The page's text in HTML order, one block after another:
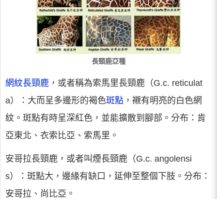
長頸鹿亞種
網紋長頸鹿 ，或者稱為索馬里長頸鹿（G.c. reticulat
a）：大而呈多邊形的褐色斑點 ，襯有明亮的白色網
紋。斑點有時呈深紅色，並能擴散到腳部。分布：肯
亞東北、衣索比亞、索馬里。
安哥拉長頸鹿 ，或者叫煙長頸鹿（G.c. angolensi
s）：斑點大，邊緣有缺口，延伸至整個下肢。分布：
安哥拉、尚比亞。